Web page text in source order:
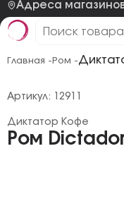
Адреса
Главная - Ром -
Ром
Диктатор Кофе
Артикул: 12911